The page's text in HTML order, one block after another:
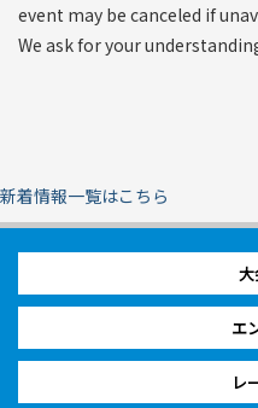
event may be canceled if
We ask for your
新着情報一覧はこちら
エ
レ